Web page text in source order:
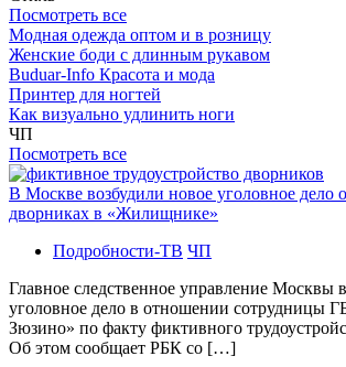
Посмотреть все
Модная одежда оптом и в розницу
Женские боди с длинным рукавом
Buduar-Info Красота и мода
Принтер для ногтей
Как визуально удлинить ноги
ЧП
Посмотреть все
В Москве возбудили новое уголовное дело
дворниках в «Жилищнике»
Подробности-ТВ ЧП
Главное следственное управление Москвы
уголовное дело в отношении сотрудницы
Зюзино» по факту фиктивного
Об этом сообщает РБК со […]